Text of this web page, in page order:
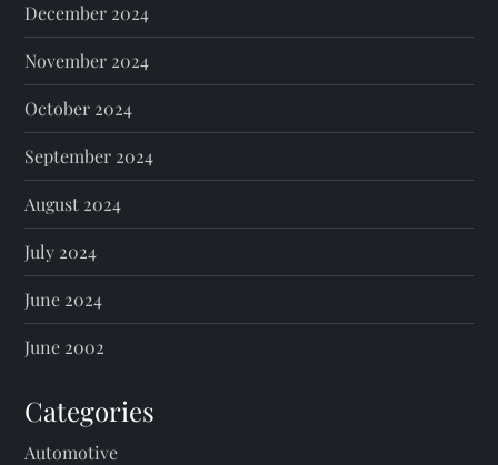
December 2024
November 2024
October 2024
September 2024
August 2024
July 2024
June 2024
June 2002
Categories
Automotive